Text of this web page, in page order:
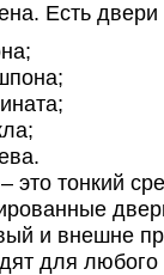
Есть двери
это тонкий
и внешне
для